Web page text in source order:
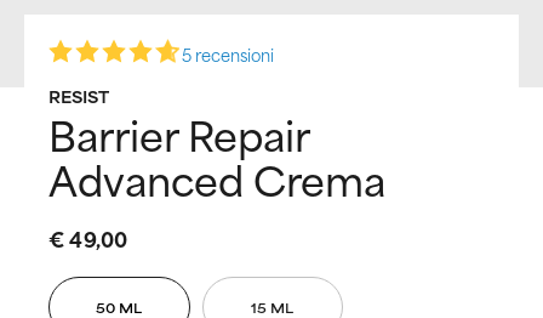
5 recensioni
RESIST
Barrier Repair
Advanced Crema
€ 49,00
50 ML 15 ML